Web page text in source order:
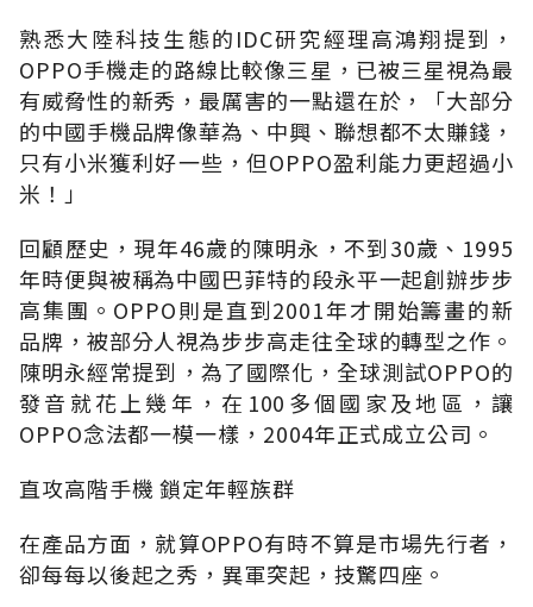
熟悉大陸科技生態的IDC研究經理高鴻翔提到，
OPPO手機走的路線比較像三星，已被三星視為最
有威脅性的新秀，最厲害的一點還在於，「大部分
的中國手機品牌像華為、中興、聯想都不太賺錢，
只有小米獲利好一些，但OPPO盈利能力更超過小
米！」
回顧歷史，現年46歲的陳明永，不到30歲、1995
年時便與被稱為中國巴菲特的段永平一起創辦步步
高集團。OPPO則是直到2001年才開始籌畫的新
品牌，被部分人視為步步高走往全球的轉型之作。
陳明永經常提到，為了國際化，全球測試OPPO的
發音就花上幾年，在100多個國家及地區，讓
OPPO念法都一模一樣，2004年正式成立公司。
直攻高階手機 鎖定年輕族群
在產品方面，就算OPPO有時不算是市場先行者，
卻每每以後起之秀，異軍突起，技驚四座。